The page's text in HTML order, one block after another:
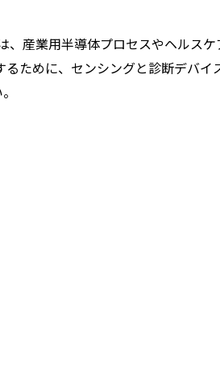
産業用半導体プロセスやヘルスケ
ために、センシングと診断デバイ